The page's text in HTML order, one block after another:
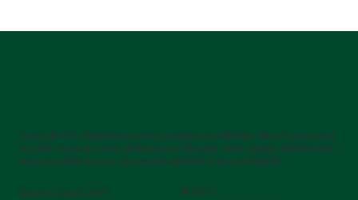
Salon de thé, pâtisseries maison créatives et raffinées, brunch gourmand
et varié. Dans un cadre chaleureux et élégant, notre équipe attentionnée
vous accueille pour un moment de détente et de convivialité.
NOUS CONTACTER
ACCÈS